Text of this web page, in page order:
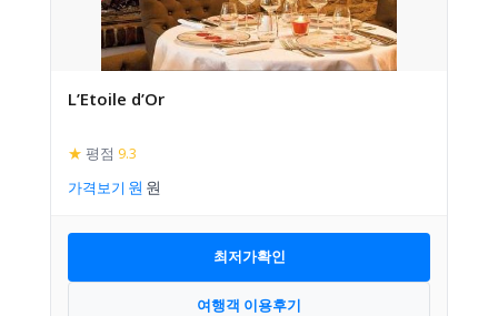
L’Etoile d’Or
★ 평점 9.3
가격보기
최저가확인
여행객 이용후기